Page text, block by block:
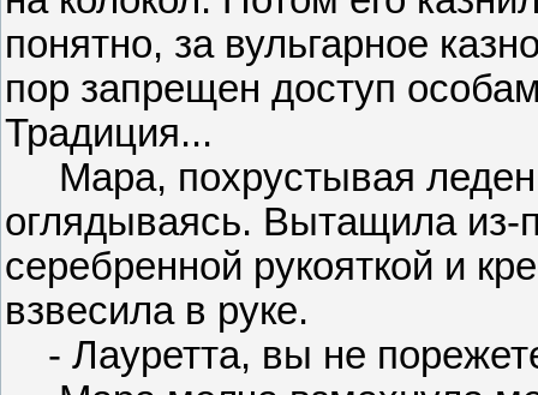
понятно, за вульгарное
пор запрещен доступ
Традиция...
Мара, похрустывая
оглядываясь. Вытащила из-
серебренной рукояткой и
взвесила в руке.
- Лауретта, вы не